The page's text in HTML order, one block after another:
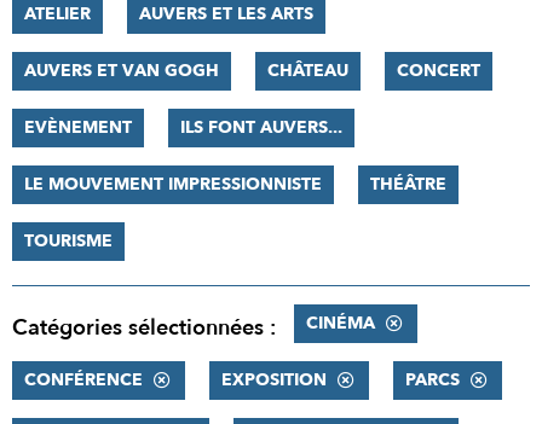
ATELIER AUVERS ET LES ARTS
AUVERS ET VAN GOGH CHÂTEAU CONCERT
EVÈNEMENT ILS FONT AUVERS...
LE MOUVEMENT IMPRESSIONNISTE THÉÂTRE
TOURISME
Catégories sélectionnées : CINÉMA
CONFÉRENCE EXPOSITION PARCS